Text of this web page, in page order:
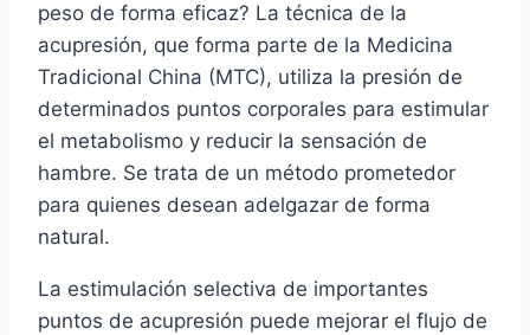
peso de forma eficaz? La técnica de la
acupresión, que forma parte de la Medicina
Tradicional China (MTC), utiliza la presión de
determinados puntos corporales para estimular
el metabolismo y reducir la sensación de
hambre. Se trata de un método prometedor
para quienes desean adelgazar de forma
natural.
La estimulación selectiva de importantes
puntos de acupresión puede mejorar el flujo de